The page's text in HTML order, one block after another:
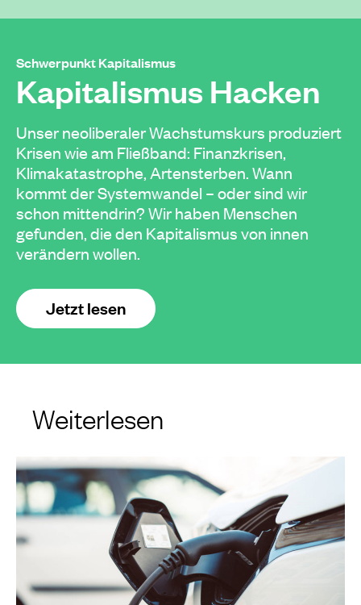
Schwerpunkt Kapitalismus
Kapitalismus Hacken
Unser neoliberaler Wachstumskurs produziert
Krisen wie am Fließband: Finanzkrisen,
Klimakatastrophe, Artensterben. Wann
kommt der Systemwandel – oder sind wir
schon mittendrin? Wir haben Menschen
gefunden, die den Kapitalismus von innen
verändern wollen.
Jetzt lesen
Weiterlesen